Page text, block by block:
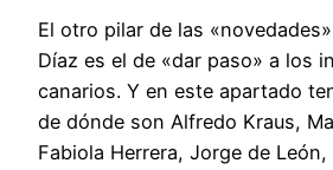
El otro pilar de las
Díaz es el de «dar paso» a los
canarios. Y en este apartado
de dónde son Alfredo Kraus,
Fabiola Herrera, Jorge de León,